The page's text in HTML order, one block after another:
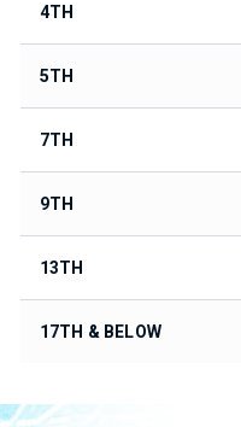
4TH
5TH
7TH
9TH
13TH
17TH & BELOW